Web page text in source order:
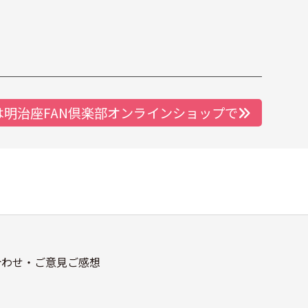
治座FAN倶楽部オンラインショップで
せ・ご意見ご感想